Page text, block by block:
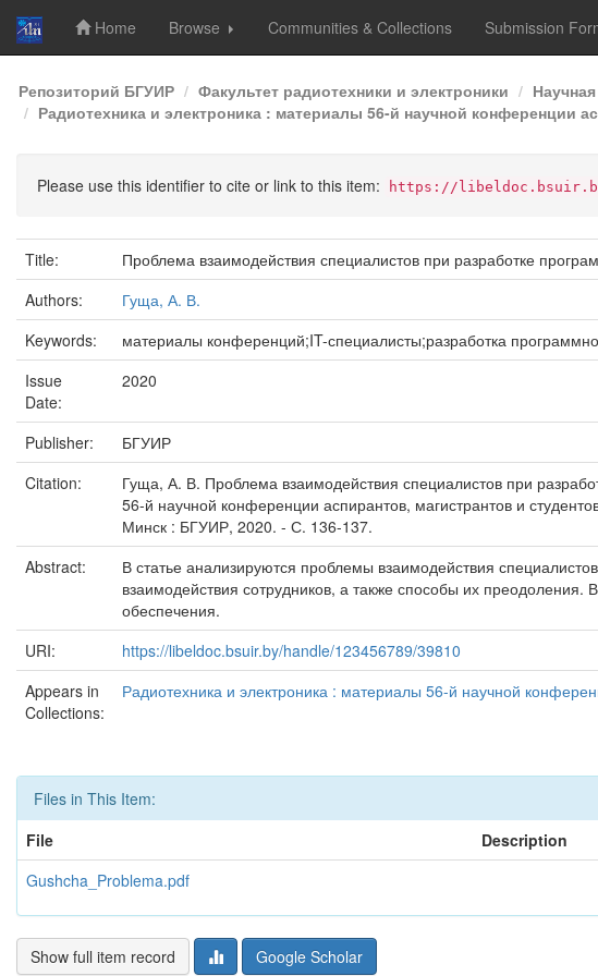
Skip
navigation
Home Browse Communities & Collections Submission
Репозиторий БГУИР Факультет радиотехники и электроники
Радиотехника и электроника : материалы 56-й научной конференции
Please use this identifier to cite or link to this item: https://libeldoc.bsuir.by/
Title:
Проблема взаимодействия специалистов при разработке
Authors:
Гуща, А. В.
Keywords:
материалы конференций;IT-специалисты;разработка
Issue
Date:
2020
Publisher:
БГУИР
Citation:
Гуща, А. В. Проблема взаимодействия специалистов при
56-й научной конференции аспирантов, магистрантов и
Минск : БГУИР, 2020. - С. 136-137.
Abstract:
В статье анализируются проблемы взаимодействия
взаимодействия сотрудников, а также способы их
обеспечения.
URI:
https://libeldoc.bsuir.by/handle/123456789/39810
Appears in
Collections:
Радиотехника и электроника : материалы 56-й научной
Files in This Item:
File
Description
Gushcha_Problema.pdf
Show full item record Google Scholar